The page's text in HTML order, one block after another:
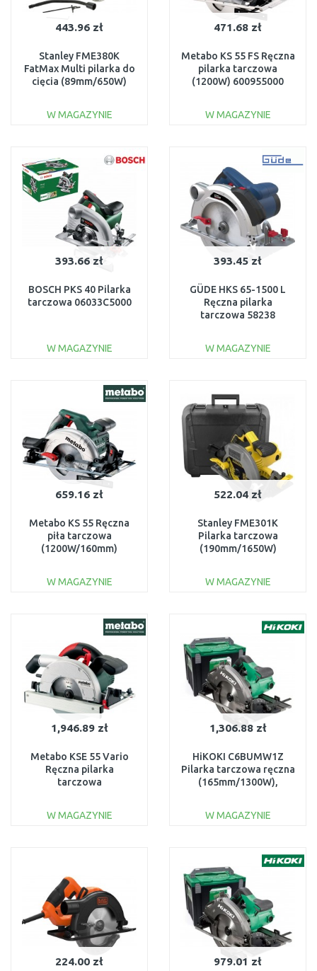
443.96 zł
Stanley FME380K
FatMax Multi pilarka do
cięcia (89mm/650W)
W MAGAZYNIE
Do porównania
471.68 zł
Metabo KS 55 FS Ręczna
pilarka tarczowa
(1200W) 600955000
W MAGAZYNIE
Do porównania
393.66 zł
BOSCH PKS 40 Pilarka
tarczowa 06033C5000
W MAGAZYNIE
Do porównania
393.45 zł
GÜDE HKS 65-1500 L
Ręczna pilarka
tarczowa 58238
W MAGAZYNIE
659.16 zł
Metabo KS 55 Ręczna
piła tarczowa
(1200W/160mm)
W MAGAZYNIE
Do porównania
522.04 zł
Stanley FME301K
Pilarka tarczowa
(190mm/1650W)
W MAGAZYNIE
Do porównania
1,946.89 zł
Metabo KSE 55 Vario
Ręczna pilarka
tarczowa
W MAGAZYNIE
1,306.88 zł
HiKOKI C6BUMW1Z
Pilarka tarczowa ręczna
(165mm/1300W),
W MAGAZYNIE
Do porównania
224.00 zł 979.01 zł